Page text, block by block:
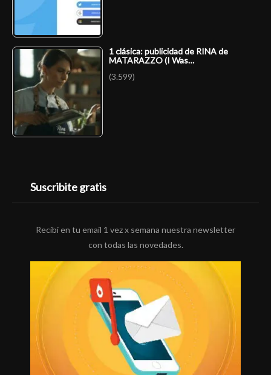
1 clásica: publicidad de RINA de
MATARAZZO (I Was…
(3.599)
Suscribite gratis
Recibí en tu email 1 vez x semana nuestra newsletter
con todas las novedades.